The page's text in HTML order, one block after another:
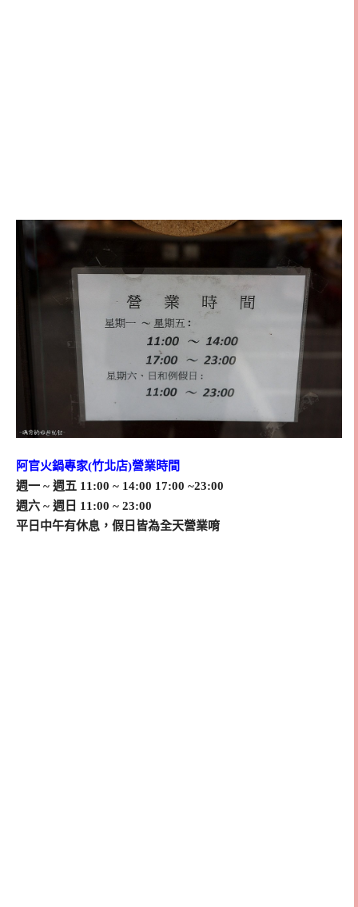
阿官火鍋專家(竹北店)營業時間
週一 ~ 週五 11:00 ~ 14:00 17:00 ~23:00
週六 ~ 週日 11:00 ~ 23:00
平日中午有休息，假日皆為全天營業唷